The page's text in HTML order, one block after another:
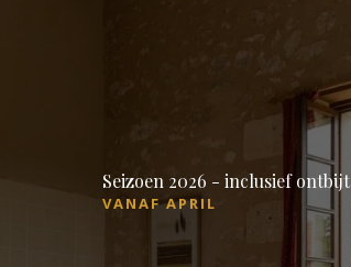
BOEK EEN KAMER
AankomstSeizoen 2026 - inclusief ontbijt
VANAF APRIL